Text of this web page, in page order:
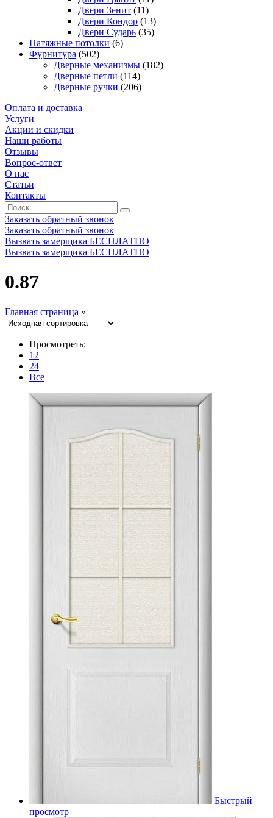
Двери Зенит (11)
Двери Кондор (13)
Двери Сударь (35)
Натяжные потолки (6)
Фурнитура (502)
Дверные механизмы (182)
Дверные петли (114)
Дверные ручки (206)
Оплата и доставка
Услуги
Акции и скидки
Наши работы
Отзывы
Вопрос-ответ
О нас
Статьи
Контакты
Заказать обратный звонок
Заказать обратный звонок
Вызвать замерщика БЕСПЛАТНО
Вызвать замерщика БЕСПЛАТНО
0.87
Главная страница »
Просмотреть:
12
24
Все
Быстрый
просмотр